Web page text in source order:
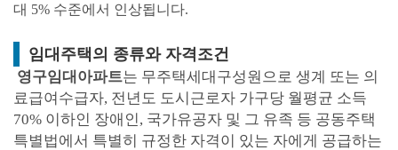
대 5% 수준에서 인상됩니다.
임대주택의 종류와 자격조건
영구임대아파트는 무주택세대구성원으로 생계 또는 의
료급여수급자, 전년도 도시근로자 가구당 월평균 소득
70% 이하인 장애인, 국가유공자 및 그 유족 등 공동주택
특별법에서 특별히 규정한 자격이 있는 자에게 공급하는